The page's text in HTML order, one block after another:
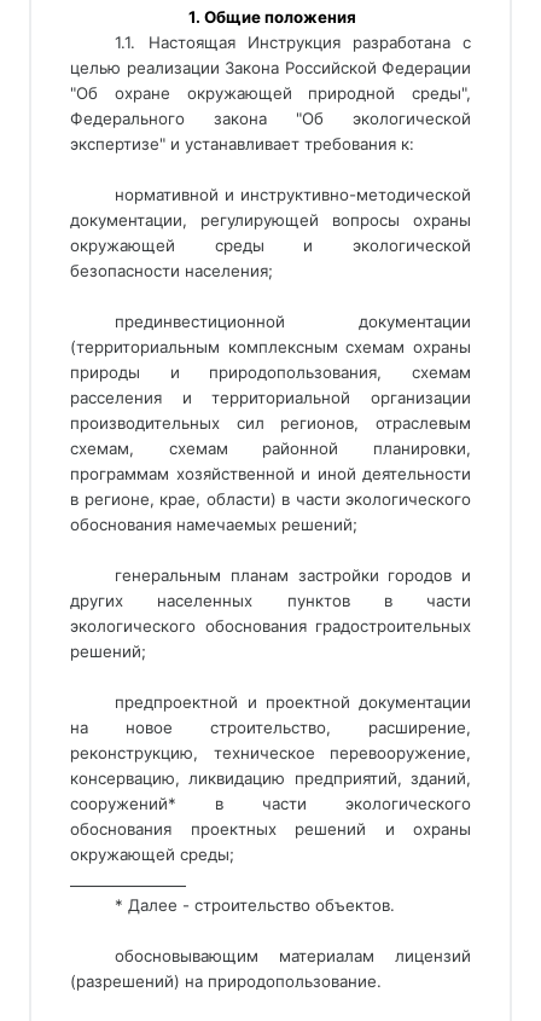
1. Общие положения
1.1. Настоящая Инструкция разработана с
целью реализации Закона Российской Федерации
"Об охране окружающей природной среды",
Федерального закона "Об экологической
экспертизе" и устанавливает требования к:
нормативной и инструктивно-методической
документации, регулирующей вопросы охраны
окружающей среды и экологической
безопасности населения;
прединвестиционной документации
(территориальным комплексным схемам охраны
природы и природопользования, схемам
расселения и территориальной организации
производительных сил регионов, отраслевым
схемам, схемам районной планировки,
программам хозяйственной и иной деятельности
в регионе, крае, области) в части экологического
обоснования намечаемых решений;
генеральным планам застройки городов и
других населенных пунктов в части
экологического обоснования градостроительных
решений;
предпроектной и проектной документации
на новое строительство, расширение,
реконструкцию, техническое перевооружение,
консервацию, ликвидацию предприятий, зданий,
сооружений* в части экологического
обоснования проектных решений и охраны
окружающей среды;
* Далее - строительство объектов.
обосновывающим материалам лицензий
(разрешений) на природопользование.